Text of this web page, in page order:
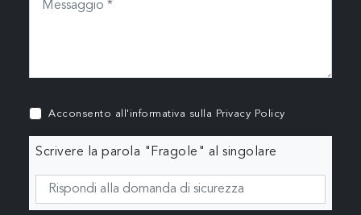
Acconsento all'informativa sulla Privacy Policy
Scrivere la parola "Fragole" al singolare